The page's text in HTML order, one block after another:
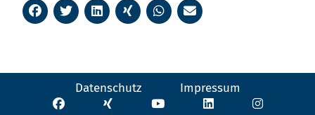
Datenschutz Impressum